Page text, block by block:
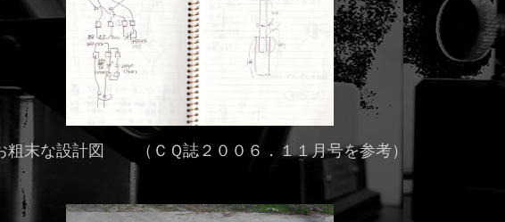
粗末な設計図 （ＣＱ誌２００６．１１月号を参考）